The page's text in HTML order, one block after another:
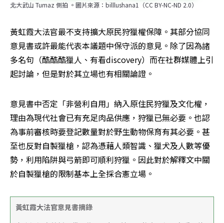
北大武山 Tumaz 側拍 。圖片來源：billlushana1（CC BY-NC-ND 2.0）
黃虹霞大法官最不支持擴大原民狩獵權保障。其部分協同
意見書或許最能代表本議題中保守派的意見。除了因為諸
多名句（酷酷酷獵人、有看discovery）而在社群媒體上引
起討論，但是對於其立場也有相關論證。
意見書中否定「非營利自用」納入原住民狩獵及文化權，
理由為現代社會已有充足肉品供應，狩獵已無必要。也認
為事前審核時要登記數量對於野生動物保育有其必要。甚
至也反對自製獵槍，認為憑藉人類智識、獵犬及人數等優
勢，利用陷阱與弓箭即可順利狩獵。因此對於解釋文中關
於自製獵槍的限制基本上全採合憲立場。
黃虹霞大法官意見書摘錄